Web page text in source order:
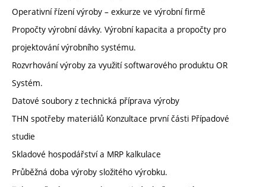
Operativní řízení výroby – exkurze ve výrobní firmě
Propočty výrobní dávky. Výrobní kapacita a propočty pro
projektování výrobního systému.
Rozvrhování výroby za využití softwarového produktu OR
Systém.
Datové soubory z technická příprava výroby
THN spotřeby materiálů Konzultace první části Případové
studie
Skladové hospodářství a MRP kalkulace
Průběžná doba výroby složitého výrobku.